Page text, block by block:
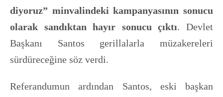
diyoruz” minvalindeki kampanyasının sonucu
olarak sandıktan hayır sonucu çıktı. Devlet
Başkanı Santos gerillalarla müzakereleri
sürdüreceğine söz verdi.
Referandumun ardından Santos, eski başkan